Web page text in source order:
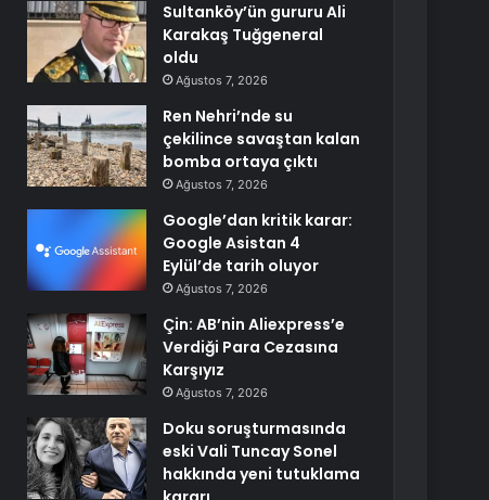
Sultanköy’ün gururu Ali
Karakaş Tuğgeneral
oldu
Ağustos 7, 2026
Ren Nehri’nde su
çekilince savaştan kalan
bomba ortaya çıktı
Ağustos 7, 2026
Google’dan kritik karar:
Google Asistan 4
Eylül’de tarih oluyor
Ağustos 7, 2026
Çin: AB’nin Aliexpress’e
Verdiği Para Cezasına
Karşıyız
Ağustos 7, 2026
Doku soruşturmasında
eski Vali Tuncay Sonel
hakkında yeni tutuklama